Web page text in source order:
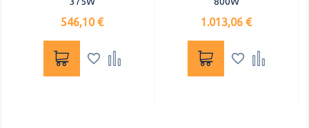
Precio
546,10 €
 
Precio
1.013,06 €
 